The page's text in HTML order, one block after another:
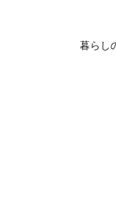
暮らし